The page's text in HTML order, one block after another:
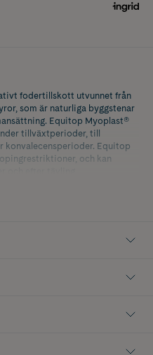
fodertillskott utvunnet från
som är naturliga byggstenar
Equitop Myoplast®
tillväxtperioder, till
konvalecensperioder. Equitop
och kan